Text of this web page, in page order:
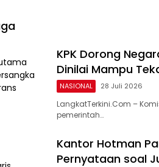
KPK Dorong
Dinilai Mampu
NASIONAL 28 Juli 2026
LangkatTerkini.Com –
pemerintah…
Kantor Hotman
Pernyataan soal